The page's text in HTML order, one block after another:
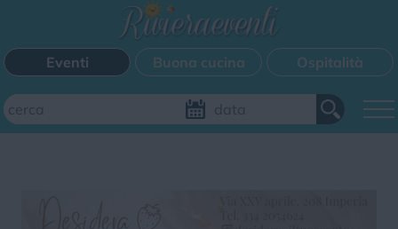
Eventi Buona cucina Ospitalità